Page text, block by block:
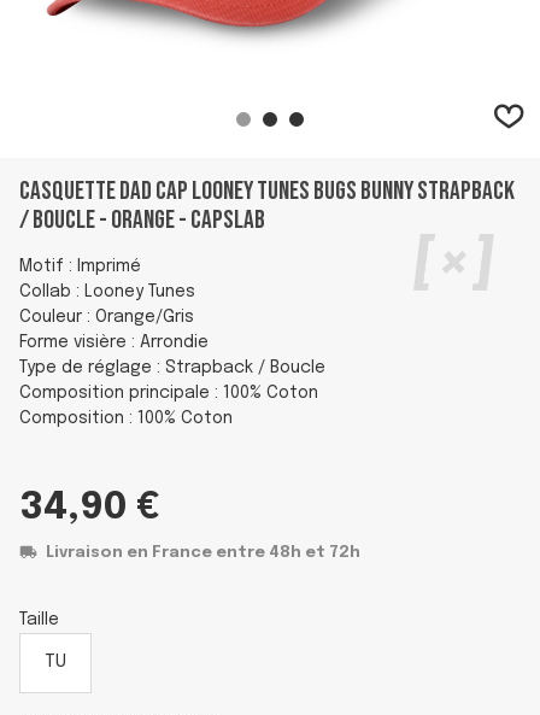
Casquette Dad cap Looney Tunes Bugs Bunny Strapback
/ Boucle - Orange - Capslab
Motif : Imprimé
Collab : Looney Tunes
Couleur : Orange/Gris
Forme visière : Arrondie
Type de réglage : Strapback / Boucle
Composition principale : 100% Coton
Composition : 100% Coton
34,90 €
Livraison en France entre 48h et 72h
Taille
TU